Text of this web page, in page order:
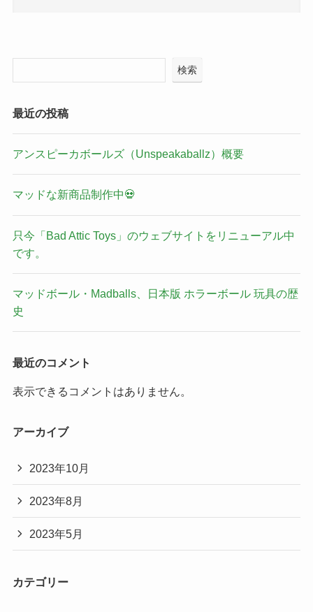
検索
最近の投稿
アンスピーカボールズ（Unspeakaballz）概要
マッドな新商品制作中💀
只今「Bad Attic Toys」のウェブサイトをリニューアル中
です。
マッドボール・Madballs、日本版 ホラーボール 玩具の歴
史
最近のコメント
表示できるコメントはありません。
アーカイブ
2023年10月
2023年8月
2023年5月
カテゴリー